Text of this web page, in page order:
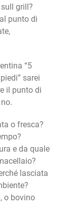
grill?
punto di
“5
sarei
il punto di
o fresca?
e da quale
lasciata
o bovino